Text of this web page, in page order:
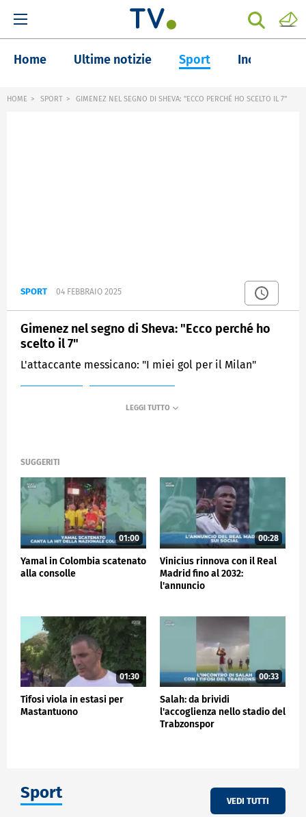
Home Ultime notizie Sport Inchieste
HOME SPORT GIMENEZ NEL SEGNO DI SHEVA: "ECCO PERCHÉ HO SCELTO IL 7"
SPORT 04 FEBBRAIO 2025
Gimenez nel segno di Sheva: "Ecco perché ho
scelto il 7"
L'attaccante messicano: "I miei gol per il Milan"
SUGGERITI
01:00
Yamal in Colombia scatenato
alla consolle
00:28
Vinicius rinnova con il Real
Madrid fino al 2032:
l'annuncio
01:30
Tifosi viola in estasi per
Mastantuono
00:33
Salah: da brividi
l'accoglienza nello stadio del
Trabzonspor
Sport VEDI TUTTI